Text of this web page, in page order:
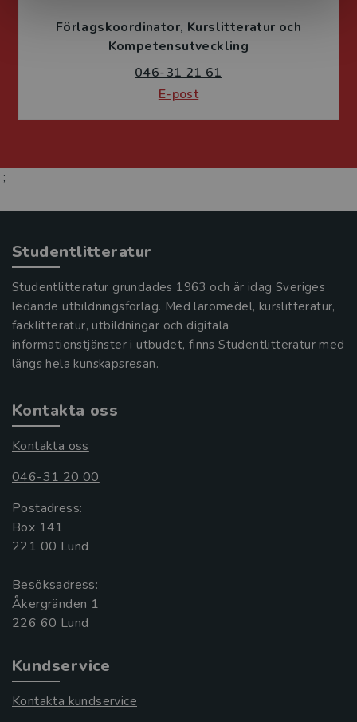
Förlagskoordinator Kurslitteratur och
Kompetensutveckling
046-31 21 61
E-post
;
Studentlitteratur
Studentlitteratur grundades 1963 och är idag Sveriges
ledande utbildningsförlag. Med läromedel, kurslitteratur,
facklitteratur, utbildningar och digitala
informationstjänster i utbudet, finns Studentlitteratur med
längs hela kunskapsresan.
Kontakta oss
Kontakta oss
046-31 20 00
Postadress:
Box 141
221 00 Lund
Besöksadress:
Åkergränden 1
Kundservice
Kontakta kundservice